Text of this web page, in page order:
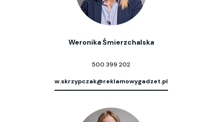
Weronika Śmierzchalska
500 399 202
w.skrzypczak@reklamowygadzet.pl